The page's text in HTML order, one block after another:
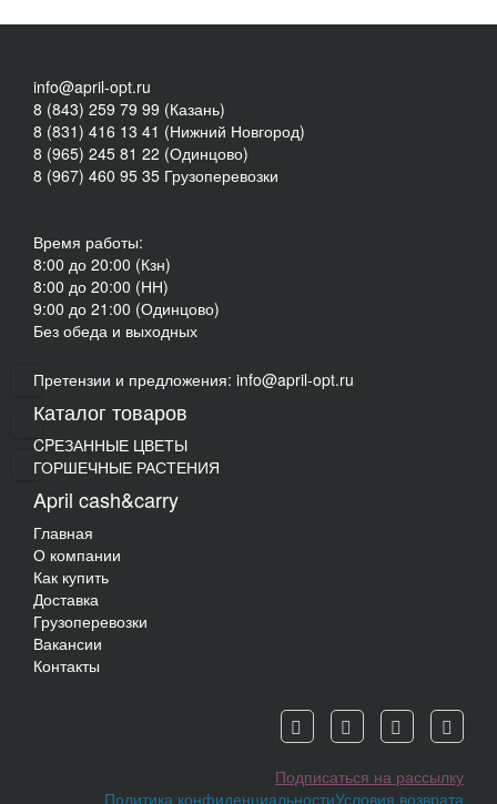
info@april-opt.ru
8 (843) 259 79 99 (Казань)
8 (831) 416 13 41 (Нижний Новгород)
8 (965) 245 81 22 (Одинцово)
8 (967) 460 95 35 Грузоперевозки
Время работы:
8:00 до 20:00 (Кзн)
8:00 до 20:00 (НН)
9:00 до 21:00 (Одинцово)
Без обеда и выходных
Претензии и предложения: info@april-opt.ru
Каталог товаров
CPЕЗАННЫЕ ЦВЕТЫ
ГОРШЕЧНЫЕ РАСТЕНИЯ
April cash&carry
Главная
О компании
Как купить
Доставка
Грузоперевозки
Вакансии
Контакты
Подписаться на рассылку
Условия возврата
Политика конфиденциальности